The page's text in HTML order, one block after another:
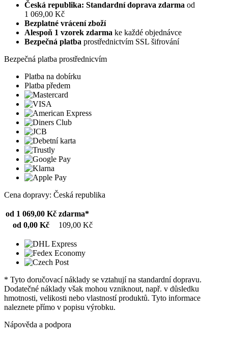
Česká republika: Standardní doprava zdarma od
1 069,00 Kč
Bezplatné vrácení zboží
Alespoň 1 vzorek zdarma ke každé objednávce
Bezpečná platba prostřednictvím SSL šifrování
Bezpečná platba prostřednicvím
Platba na dobírku
Platba předem
Cena dopravy: Česká republika
od 1 069,00 Kč zdarma*
od 0,00 Kč
109,00 Kč
* Tyto doručovací náklady se vztahují na standardní dopravu.
Dodatečné náklady však mohou vzniknout, např. v důsledku
hmotnosti, velikosti nebo vlastností produktů. Tyto informace
naleznete přímo v popisu výrobku.
Nápověda a podpora